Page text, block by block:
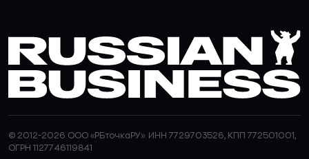
© 2012-2026 ООО «РБточкаРУ». ИНН 7729703526, КПП 772501001,
ОГРН 1127746119841